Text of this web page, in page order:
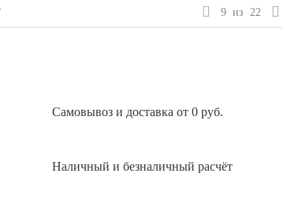
9 из 22
Самовывоз и доставка от 0 руб.
Наличный и безналичный расчёт